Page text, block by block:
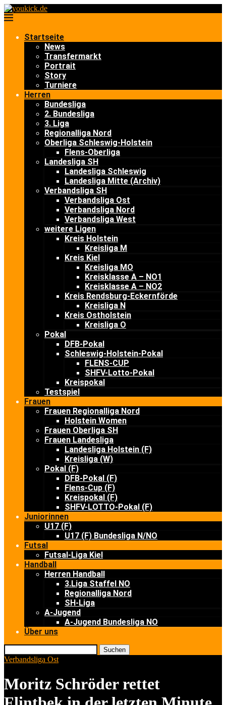
Startseite
News
Transfermarkt
Portrait
Story
Turniere
Herren
Bundesliga
2. Bundesliga
3. Liga
Regionalliga Nord
Oberliga Schleswig-Holstein
Flens-Oberliga
Landesliga SH
Landesliga Schleswig
Landesliga Mitte (Archiv)
Verbandsliga SH
Verbandsliga Ost
Verbandsliga Nord
Verbandsliga West
weitere Ligen
Kreis Holstein
Kreisliga M
Kreis Kiel
Kreisliga MO
Kreisklasse A – NO1
Kreisklasse A – NO2
Kreis Rendsburg-Eckernförde
Kreisliga N
Kreis Ostholstein
Kreisliga O
Pokal
DFB-Pokal
Schleswig-Holstein-Pokal
FLENS-CUP
SHFV-Lotto-Pokal
Kreispokal
Testspiel
Frauen
Frauen Regionalliga Nord
Holstein Women
Frauen Oberliga SH
Frauen Landesliga
Landesliga Holstein (F)
Kreisliga (W)
Pokal (F)
DFB-Pokal (F)
Flens-Cup (F)
Kreispokal (F)
SHFV-LOTTO-Pokal (F)
Juniorinnen
U17 (F)
U17 (F) Bundesliga N/NO
Futsal
Futsal-Liga Kiel
Handball
Herren Handball
3.Liga Staffel NO
Regionalliga Nord
SH-Liga
A-Jugend
A-Jugend Bundesliga NO
Über uns
Suchen
Verbandsliga Ost
Moritz Schröder rettet